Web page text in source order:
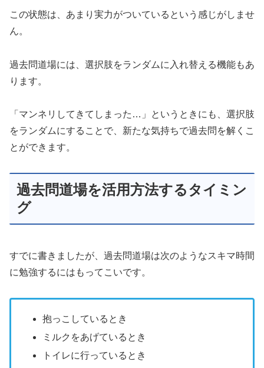
この状態は、あまり実力がついているという感じがしませ
ん。
過去問道場には、選択肢をランダムに入れ替える機能もあ
ります。
「マンネリしてきてしまった…」というときにも、選択肢
をランダムにすることで、新たな気持ちで過去問を解くこ
とができます。
過去問道場を活用方法するタイミン
グ
すでに書きましたが、過去問道場は次のようなスキマ時間
に勉強するにはもってこいです。
抱っこしているとき
ミルクをあげているとき
トイレに行っているとき